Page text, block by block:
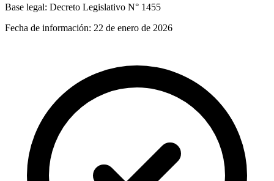
Base legal: Decreto Legislativo N° 1455
Fecha de información: 22 de enero de 2026